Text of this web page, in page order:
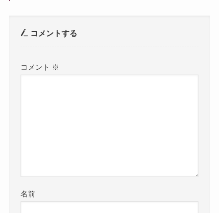
コメントする
コメント ※
名前